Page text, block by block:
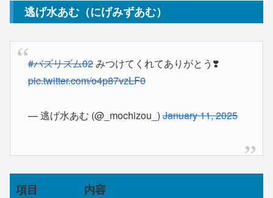
逃げ水あむ（にげみずあむ）
#バズリズム02みつけてくれてありがとう❣️
pic.twitter.com/o4p87vzLF0
— 逃げ水あむ (@_mochizou_)January 11, 2025
項目 内容